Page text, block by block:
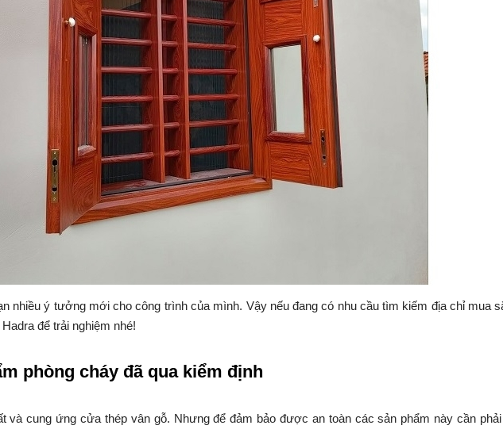
nhiều ý tưởng mới cho công trình của mình. Vậy nếu đang có nhu cầu tìm kiếm địa chỉ mua
để trải nghiệm nhé!
phòng cháy đã qua kiểm định
và cung ứng cửa thép vân gỗ. Nhưng để đảm bảo được an toàn các sản phẩm này cần